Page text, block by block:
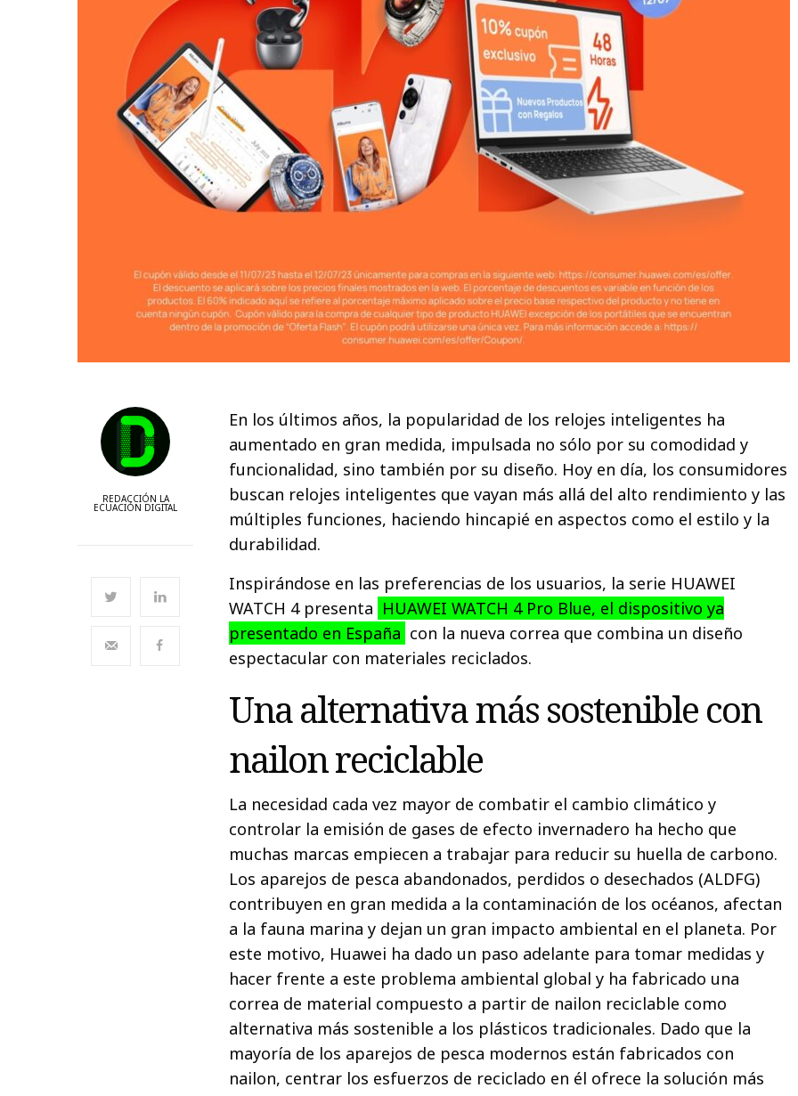
REDACCIÓN LA
ECUACIÓN DIGITAL
En los últimos años, la popularidad de los relojes inteligentes ha
aumentado en gran medida, impulsada no sólo por su comodidad y
funcionalidad, sino también por su diseño. Hoy en día, los consumidores
buscan relojes inteligentes que vayan más allá del alto rendimiento y las
múltiples funciones, haciendo hincapié en aspectos como el estilo y la
durabilidad.
Inspirándose en las preferencias de los usuarios, la serie HUAWEI
WATCH 4 presenta HUAWEI WATCH 4 Pro Blue, el dispositivo ya
presentado en España con la nueva correa que combina un diseño
espectacular con materiales reciclados.
Una alternativa más sostenible con
nailon reciclable
La necesidad cada vez mayor de combatir el cambio climático y
controlar la emisión de gases de efecto invernadero ha hecho que
muchas marcas empiecen a trabajar para reducir su huella de carbono.
Los aparejos de pesca abandonados, perdidos o desechados (ALDFG)
contribuyen en gran medida a la contaminación de los océanos, afectan
a la fauna marina y dejan un gran impacto ambiental en el planeta. Por
este motivo, Huawei ha dado un paso adelante para tomar medidas y
hacer frente a este problema ambiental global y ha fabricado una
correa de material compuesto a partir de nailon reciclable como
alternativa más sostenible a los plásticos tradicionales. Dado que la
mayoría de los aparejos de pesca modernos están fabricados con
nailon, centrar los esfuerzos de reciclado en él ofrece la solución más